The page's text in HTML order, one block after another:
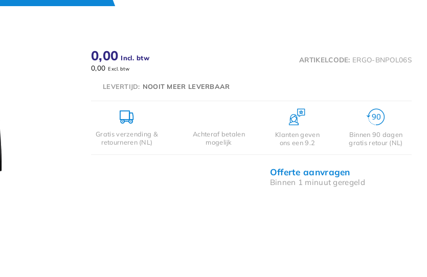
0,00 Incl. btw
0,00 Excl. btw
ARTIKELCODE: ERGO-BNPOL06S
LEVERTIJD: NOOIT MEER LEVERBAAR
Gratis verzending &
retourneren (NL)
Achteraf betalen
mogelijk
Klanten geven
ons een 9.2
Binnen 90 dagen
gratis retour (NL)
Offerte aanvragen
Binnen 1 minuut geregeld